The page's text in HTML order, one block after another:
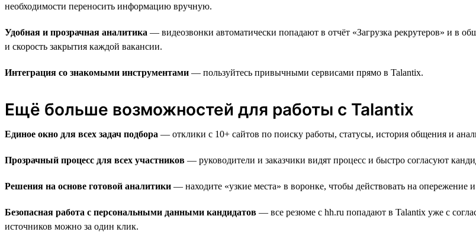
необходимости переносить информацию вручную.
Удобная и прозрачная аналитика — видеозвонки автоматически попадают в отчёт «Загрузка рекрутеров» и в
и скорость закрытия каждой вакансии.
Интеграция со знакомыми инструментами — пользуйтесь привычными сервисами прямо в Talantix.
Ещё больше возможностей для работы с Talantix
Единое окно для всех задач подбора — отклики с 10+ сайтов по поиску работы, статусы, история общения и
Прозрачный процесс для всех участников — руководители и заказчики видят процесс и быстро согласуют
Решения на основе готовой аналитики — находите «узкие места» в воронке, чтобы действовать на опережение
Безопасная работа с персональными данными кандидатов — все резюме с hh.ru попадают в Talantix уже с
источников можно за один клик.